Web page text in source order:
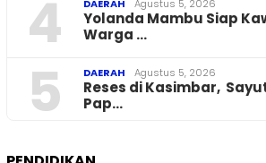
4 DAERAH Agustus 5, 2026
Yolanda Mambu Siap
Warga …
5 DAERAH Agustus 5, 2026
Reses di Kasimbar,
Pap…